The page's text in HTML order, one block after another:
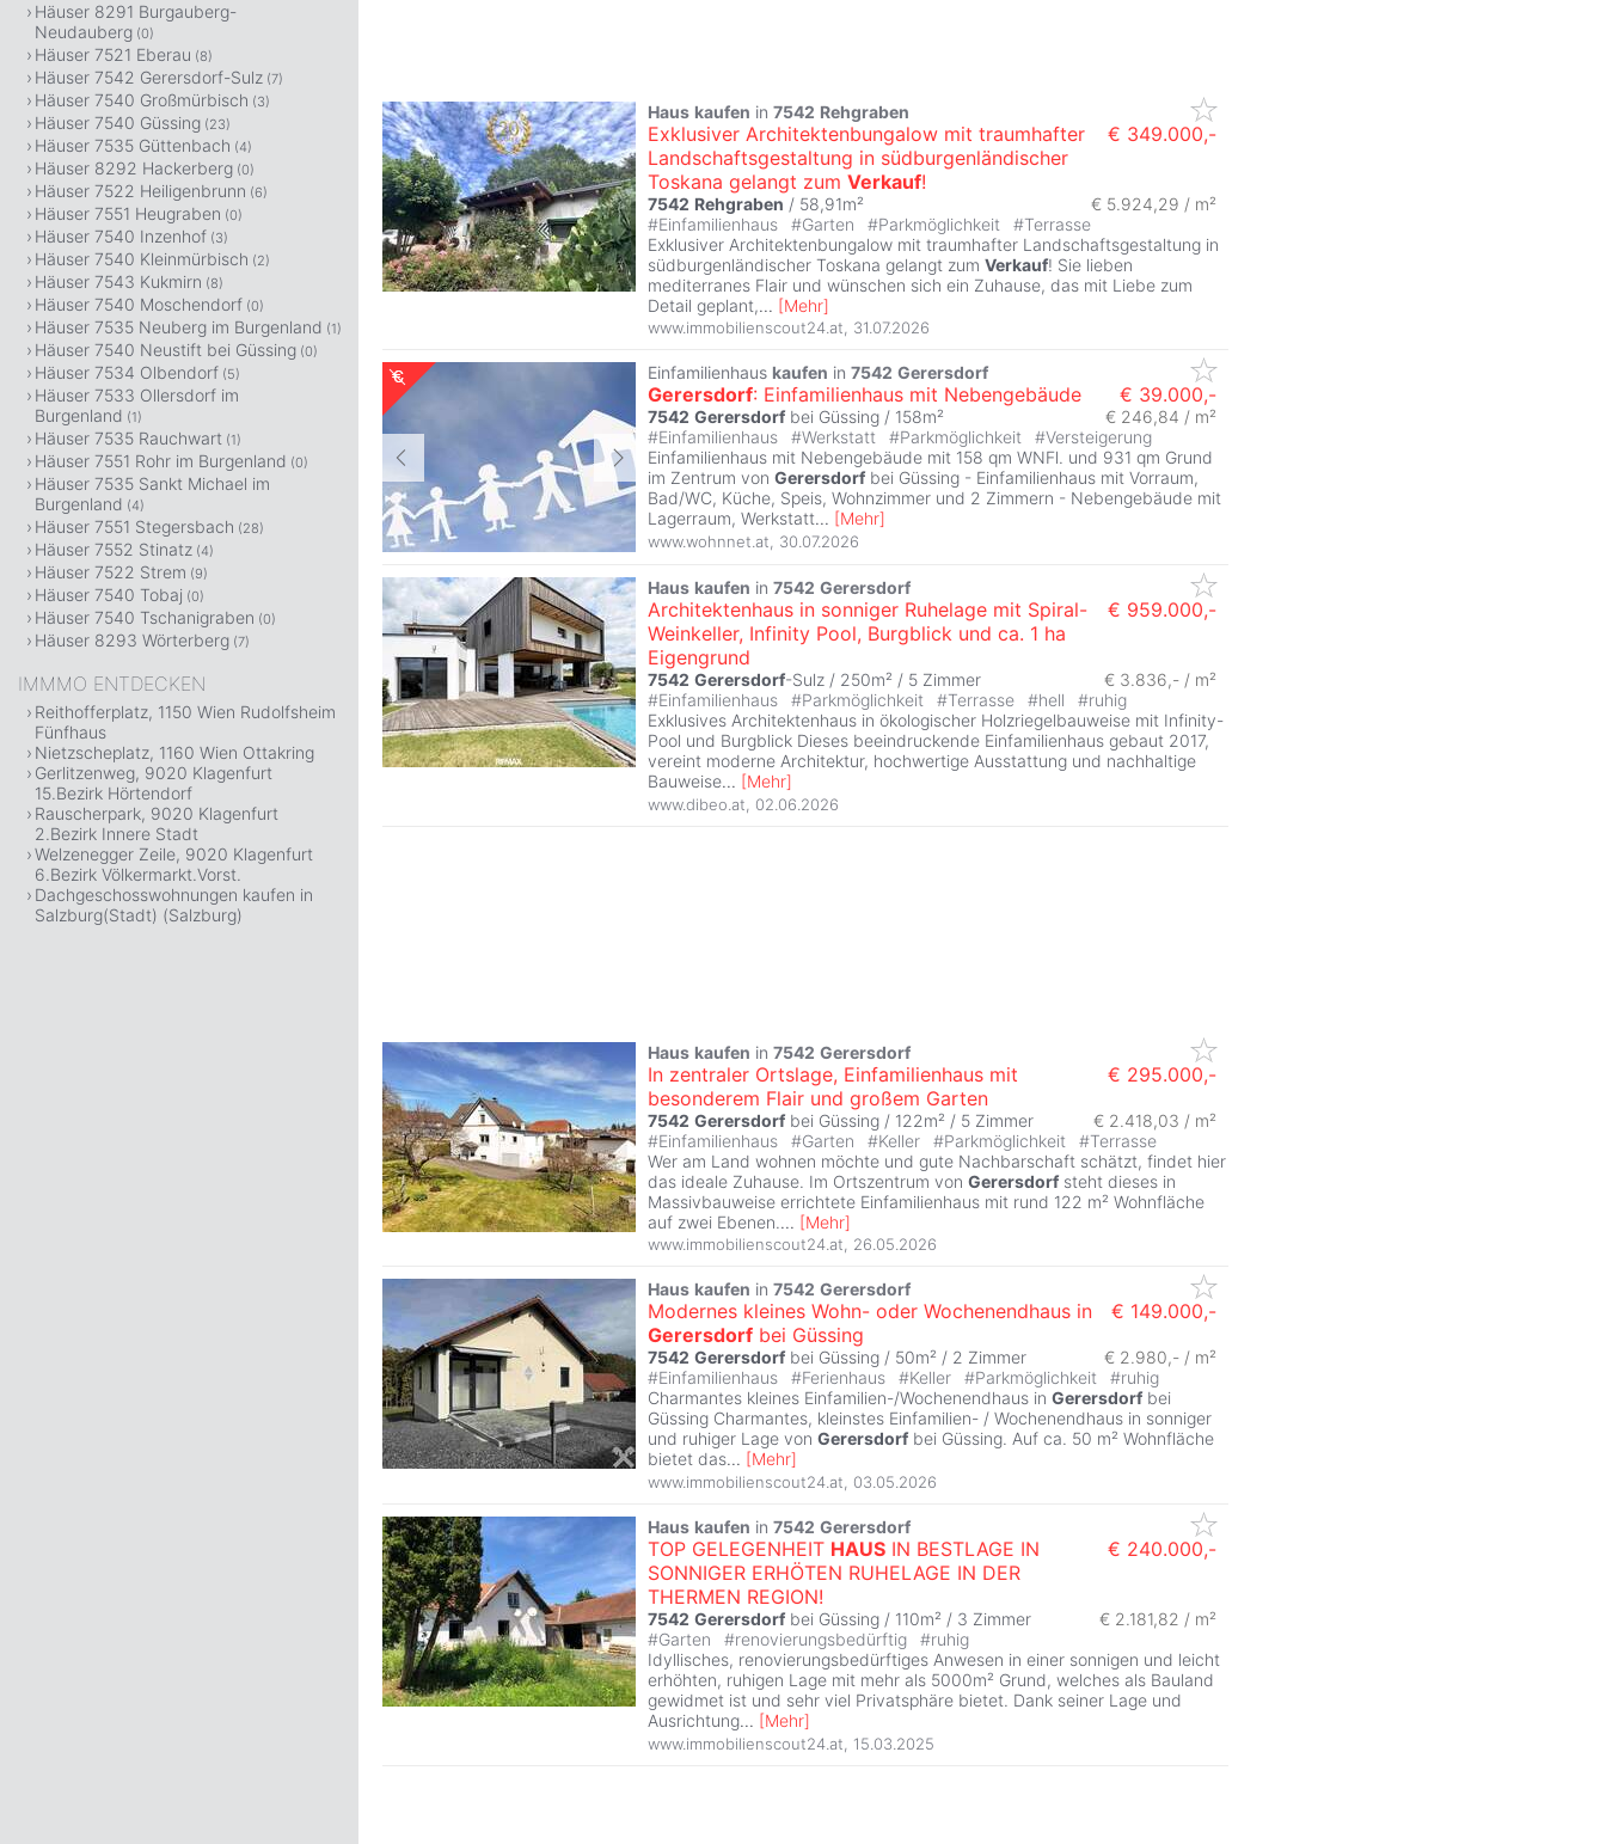
Haus kaufen in 7542 Rehgraben
Exklusiver Architektenbungalow mit traumhafter
Landschaftsgestaltung in südburgenländischer
Toskana gelangt zum Verkauf!
€ 349.000,-
7542 Rehgraben / 58,91m²
€ 5.924,29 / m²
#Einfamilienhaus #Garten #Parkmöglichkeit #Terrasse
Exklusiver Architektenbungalow mit traumhafter Landschaftsgestaltung in
südburgenländischer Toskana gelangt zum Verkauf! Sie lieben
mediterranes Flair und wünschen sich ein Zuhause, das mit Liebe zum
Detail geplant,... [Mehr]
www.immobilienscout24.at, 31.07.2026
Einfamilienhaus kaufen in 7542 Gerersdorf
Gerersdorf: Einfamilienhaus mit Nebengebäude € 39.000,-
7542 Gerersdorf bei Güssing / 158m² € 246,84 / m²
#Einfamilienhaus #Werkstatt #Parkmöglichkeit #Versteigerung
Einfamilienhaus mit Nebengebäude mit 158 qm WNFl. und 931 qm Grund
im Zentrum von Gerersdorf bei Güssing - Einfamilienhaus mit Vorraum,
Bad/WC, Küche, Speis, Wohnzimmer und 2 Zimmern - Nebengebäude mit
Lagerraum, Werkstatt... [Mehr]
www.wohnnet.at 30.07.2026
Haus kaufen in 7542 Gerersdorf
Architektenhaus in sonniger Ruhelage mit Spiral-
Weinkeller, Infinity Pool, Burgblick und ca. 1 ha
Eigengrund
€ 959.000,-
7542 Gerersdorf-Sulz / 250m² / 5 Zimmer
€ 3.836,- / m²
#Einfamilienhaus #Parkmöglichkeit #Terrasse #hell #ruhig
Exklusives Architektenhaus in ökologischer Holzriegelbauweise mit Infinity-
Pool und Burgblick Dieses beeindruckende Einfamilienhaus gebaut 2017,
vereint moderne Architektur, hochwertige Ausstattung und nachhaltige
Bauweise... [Mehr]
www.dibeo.at 02.06.2026
Haus kaufen in 7542 Gerersdorf
In zentraler Ortslage, Einfamilienhaus mit
besonderem Flair und großem Garten
€ 295.000,-
7542 Gerersdorf bei Güssing / 122m² / 5 Zimmer
€ 2.418,03 / m²
#Einfamilienhaus #Garten #Keller #Parkmöglichkeit #Terrasse
Wer am Land wohnen möchte und gute Nachbarschaft schätzt, findet hier
das ideale Zuhause. Im Ortszentrum von Gerersdorf steht dieses in
Massivbauweise errichtete Einfamilienhaus mit rund 122 m² Wohnfläche
auf zwei Ebenen.... [Mehr]
www.immobilienscout24.at, 26.05.2026
Haus kaufen in 7542 Gerersdorf
Modernes kleines Wohn- oder Wochenendhaus in
Gerersdorf bei Güssing
€ 149.000,-
7542 Gerersdorf bei Güssing / 50m² / 2 Zimmer
€ 2.980,- / m²
#Einfamilienhaus #Ferienhaus #Keller #Parkmöglichkeit #ruhig
Charmantes kleines Einfamilien-/Wochenendhaus in Gerersdorf bei
Güssing Charmantes, kleinstes Einfamilien- / Wochenendhaus in sonniger
und ruhiger Lage von Gerersdorf bei Güssing. Auf ca. 50 m² Wohnfläche
bietet das... [Mehr]
www.immobilienscout24.at 03.05.2026
Haus kaufen in 7542 Gerersdorf
TOP GELEGENHEIT HAUS IN BESTLAGE IN
SONNIGER ERHÖTEN RUHELAGE IN DER
THERMEN REGION!
€ 240.000,-
7542 Gerersdorf bei Güssing / 110m² / 3 Zimmer
€ 2.181,82 / m²
#Garten #renovierungsbedürftig #ruhig
Idyllisches, renovierungsbedürftiges Anwesen in einer sonnigen und leicht
erhöhten, ruhigen Lage mit mehr als 5000m² Grund, welches als Bauland
gewidmet ist und sehr viel Privatsphäre bietet. Dank seiner Lage und
Ausrichtung... [Mehr]
www.immobilienscout24.at 15.03.2025
Häuser 8291 Burgauberg-
Neudauberg (0)
Häuser 7521 Eberau (8)
Häuser 7542 Gerersdorf-Sulz (7)
Häuser 7540 Großmürbisch (3)
Häuser 7540 Güssing (23)
Häuser 7535 Güttenbach (4)
Häuser 8292 Hackerberg (0)
Häuser 7522 Heiligenbrunn (6)
Häuser 7551 Heugraben (0)
Häuser 7540 Inzenhof (3)
Häuser 7540 Kleinmürbisch (2)
Häuser 7543 Kukmirn (8)
Häuser 7540 Moschendorf (0)
Häuser 7535 Neuberg im Burgenland (1)
Häuser 7540 Neustift bei Güssing (0)
Häuser 7534 Olbendorf (5)
Häuser 7533 Ollersdorf im
Burgenland (1)
Häuser 7535 Rauchwart (1)
Häuser 7551 Rohr im Burgenland (0)
Häuser 7535 Sankt Michael im
Burgenland (4)
Häuser 7551 Stegersbach (28)
Häuser 7552 Stinatz (4)
Häuser 7522 Strem (9)
Häuser 7540 Tobaj (0)
Häuser 7540 Tschanigraben (0)
Häuser 8293 Wörterberg (7)
IMMMO ENTDECKEN
Reithofferplatz, 1150 Wien Rudolfsheim
Fünfhaus
Nietzscheplatz, 1160 Wien Ottakring
Gerlitzenweg, 9020 Klagenfurt
15.Bezirk Hörtendorf
Rauscherpark, 9020 Klagenfurt
2.Bezirk Innere Stadt
Welzenegger Zeile, 9020 Klagenfurt
6.Bezirk Völkermarkt.Vorst.
Dachgeschosswohnungen kaufen in
Salzburg(Stadt) (Salzburg)